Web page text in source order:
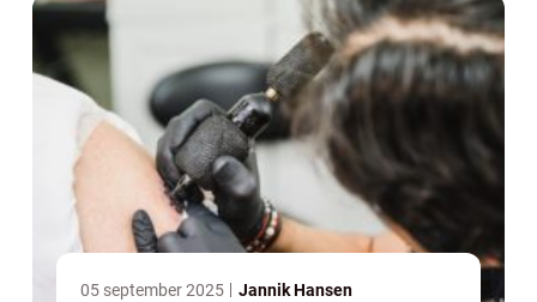
05 september 2025 Jannik Hansen